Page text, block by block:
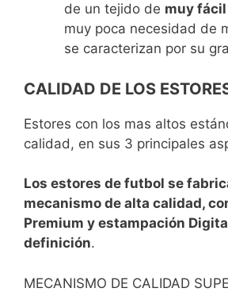
de un tejido de muy
muy poca necesidad de
se caracterizan por su
CALIDAD DE LOS
Estores con los mas altos
calidad, en sus 3 principales
Los estores de futbol se
mecanismo de alta calidad,
Premium y estampación
definición.
MECANISMO DE CALIDAD